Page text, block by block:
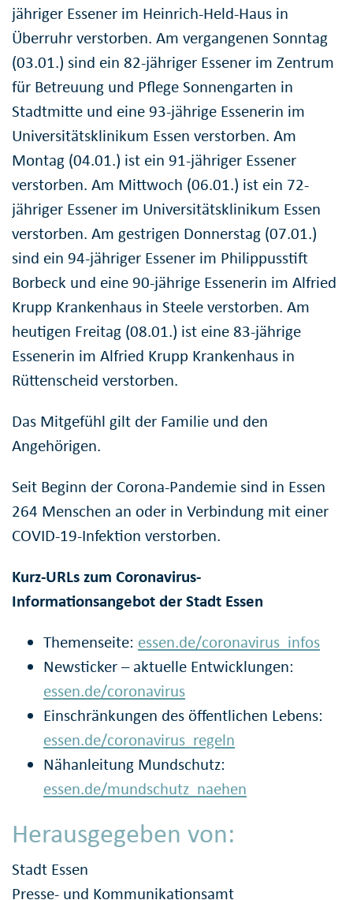
jähriger Essener im Heinrich-Held-Haus in
Überruhr verstorben. Am vergangenen Sonntag
(03.01.) sind ein 82-jähriger Essener im Zentrum
für Betreuung und Pflege Sonnengarten in
Stadtmitte und eine 93-jährige Essenerin im
Universitätsklinikum Essen verstorben. Am
Montag (04.01.) ist ein 91-jähriger Essener
verstorben. Am Mittwoch (06.01.) ist ein 72-
jähriger Essener im Universitätsklinikum Essen
verstorben. Am gestrigen Donnerstag (07.01.)
sind ein 94-jähriger Essener im Philippusstift
Borbeck und eine 90-jährige Essenerin im Alfried
Krupp Krankenhaus in Steele verstorben. Am
heutigen Freitag (08.01.) ist eine 83-jährige
Essenerin im Alfried Krupp Krankenhaus in
Rüttenscheid verstorben.
Das Mitgefühl gilt der Familie und den
Angehörigen.
Seit Beginn der Corona-Pandemie sind in Essen
264 Menschen an oder in Verbindung mit einer
COVID-19-Infektion verstorben.
Kurz-URLs zum Coronavirus-
Informationsangebot der Stadt Essen
Themenseite: essen.de/coronavirus_infos
Newsticker – aktuelle Entwicklungen:
essen.de/coronavirus
Einschränkungen des öffentlichen Lebens:
essen.de/coronavirus_regeln
Nähanleitung Mundschutz:
essen.de/mundschutz_naehen
Herausgegeben von:
Stadt Essen
Presse- und Kommunikationsamt